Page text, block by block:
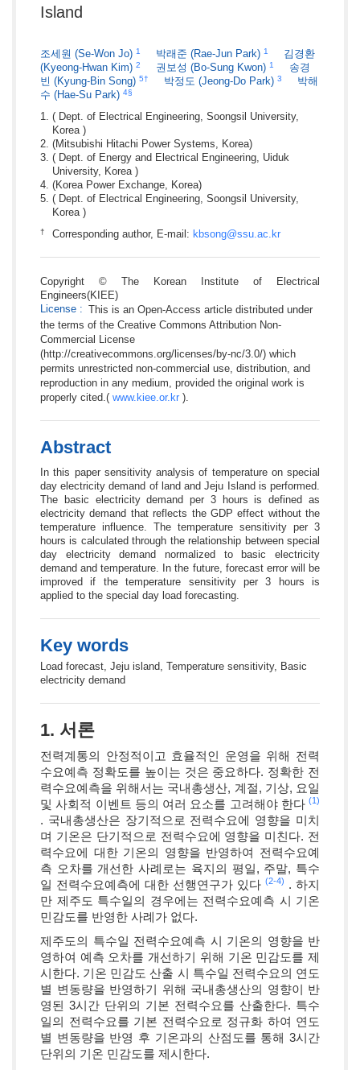
Island
조세원 (Se-Won Jo) 1 박래준 (Rae-Jun Park) 1
김경환
(Kyeong-Hwan Kim) 2 권보성 (Bo-Sung Kwon) 1
송경
빈 (Kyung-Bin Song) 5† 박정도 (Jeong-Do Park) 3
박해
수 (Hae-Su Park) 4§
( Dept. of Electrical Engineering, Soongsil University,
Korea )
(Mitsubishi Hitachi Power Systems, Korea)
( Dept. of Energy and Electrical Engineering, Uiduk
University, Korea )
(Korea Power Exchange, Korea)
( Dept. of Electrical Engineering, Soongsil University,
Korea )
† Corresponding author, E-mail: kbsong@ssu.ac.kr
Copyright © The Korean Institute of Electrical
Engineers(KIEE)
License : This is an Open-Access article distributed under
the terms of the Creative Commons Attribution Non-
Commercial License
(http://creativecommons.org/licenses/by-nc/3.0/) which
permits unrestricted non-commercial use, distribution, and
reproduction in any medium, provided the original work is
properly cited.( www.kiee.or.kr ).
Abstract
In this paper sensitivity analysis of temperature on special
day electricity demand of land and Jeju Island is performed.
The basic electricity demand per 3 hours is defined as
electricity demand that reflects the GDP effect without the
temperature influence. The temperature sensitivity per 3
hours is calculated through the relationship between special
day electricity demand normalized to basic electricity
demand and temperature. In the future, forecast error will be
improved if the temperature sensitivity per 3 hours is
applied to the special day load forecasting.
Key words
Load forecast, Jeju island, Temperature sensitivity, Basic
electricity demand
1. 서론
전력계통의 안정적이고 효율적인 운영을 위해 전력
수요예측 정확도를 높이는 것은 중요하다. 정확한 전
력수요예측을 위해서는 국내총생산, 계절, 기상, 요일
및 사회적 이벤트 등의 여러 요소를 고려해야 한다 (1)
. 국내총생산은 장기적으로 전력수요에 영향을 미치
며 기온은 단기적으로 전력수요에 영향을 미친다. 전
력수요에 대한 기온의 영향을 반영하여 전력수요예
측 오차를 개선한 사례로는 육지의 평일, 주말, 특수
일 전력수요예측에 대한 선행연구가 있다 (2-4) . 하지
만 제주도 특수일의 경우에는 전력수요예측 시 기온
민감도를 반영한 사례가 없다.
제주도의 특수일 전력수요예측 시 기온의 영향을 반
영하여 예측 오차를 개선하기 위해 기온 민감도를 제
시한다. 기온 민감도 산출 시 특수일 전력수요의 연도
별 변동량을 반영하기 위해 국내총생산의 영향이 반
영된 3시간 단위의 기본 전력수요를 산출한다. 특수
일의 전력수요를 기본 전력수요로 정규화 하여 연도
별 변동량을 반영 후 기온과의 산점도를 통해 3시간
단위의 기온 민감도를 제시한다.